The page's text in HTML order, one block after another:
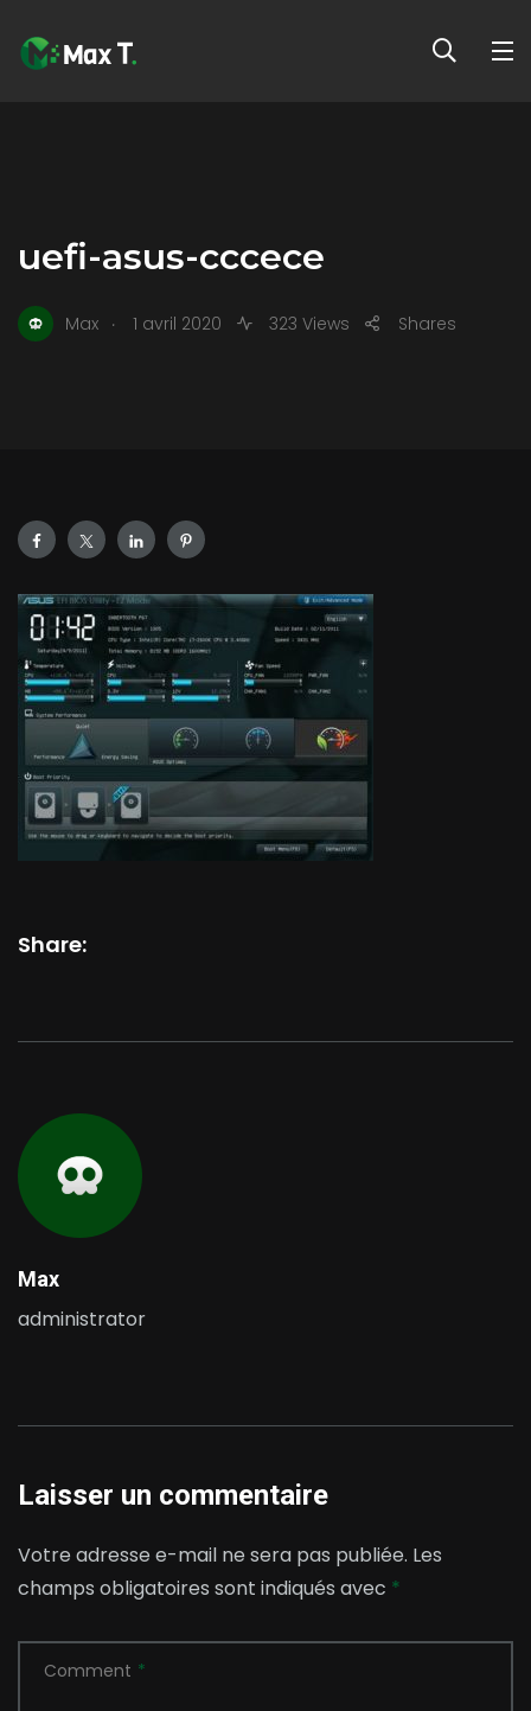
uefi-asus-cccece
Max . 1 avril 2020 323 Views Shares
Share:
Max
administrator
Laisser un commentaire
Votre adresse e-mail ne sera pas publiée. Les
champs obligatoires sont indiqués avec *
Comment *